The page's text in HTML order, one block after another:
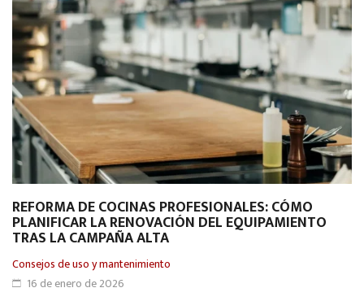
REFORMA DE COCINAS PROFESIONALES: CÓMO
PLANIFICAR LA RENOVACIÓN DEL EQUIPAMIENTO
TRAS LA CAMPAÑA ALTA
Consejos de uso y mantenimiento
16 de enero de 2026